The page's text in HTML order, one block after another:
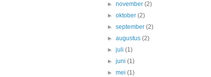
►november(2)
►oktober(2)
►september(2)
►augustus(2)
►juli(1)
►juni(1)
►mei(1)